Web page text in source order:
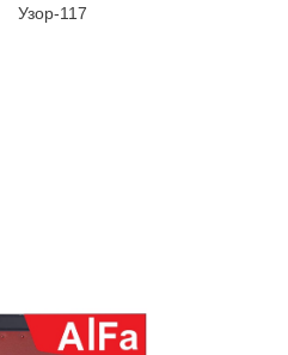
Узор-117